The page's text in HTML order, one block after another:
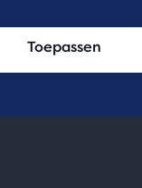
Toepassen